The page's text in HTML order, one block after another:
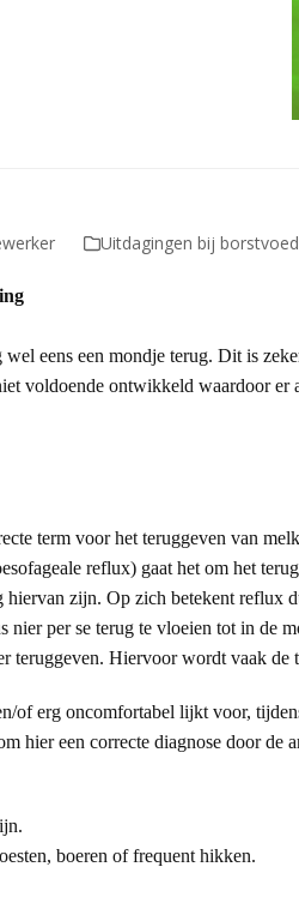
Uitdagingen bij
eens een mondje terug. Dit is
voldoende ontwikkeld waardoor
term voor het teruggeven van
reflux) gaat het om het
zijn. Op zich betekent reflux
nier per se terug te vloeien tot in de
teruggeven. Hiervoor wordt vaak de
of erg oncomfortabel lijkt voor,
hier een correcte diagnose door de
boeren of frequent hikken.